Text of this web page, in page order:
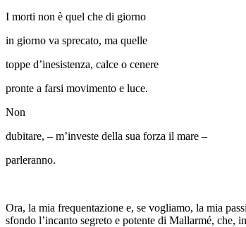
I morti non è quel che di giorno
in giorno va sprecato, ma quelle
toppe d’inesistenza, calce o cenere
pronte a farsi movimento e luce.
Non
dubitare, – m’investe della sua forza il mare –
parleranno.
Ora, la mia frequentazione e, se vogliamo, la mia
sfon­do l’incanto segreto e potente di Mallarmé, che,